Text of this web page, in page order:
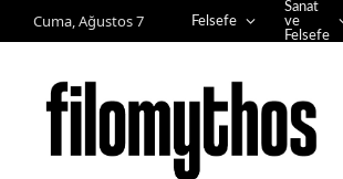
Cuma, Ağustos 7 Felsefe
Sanat
ve
Felsefe